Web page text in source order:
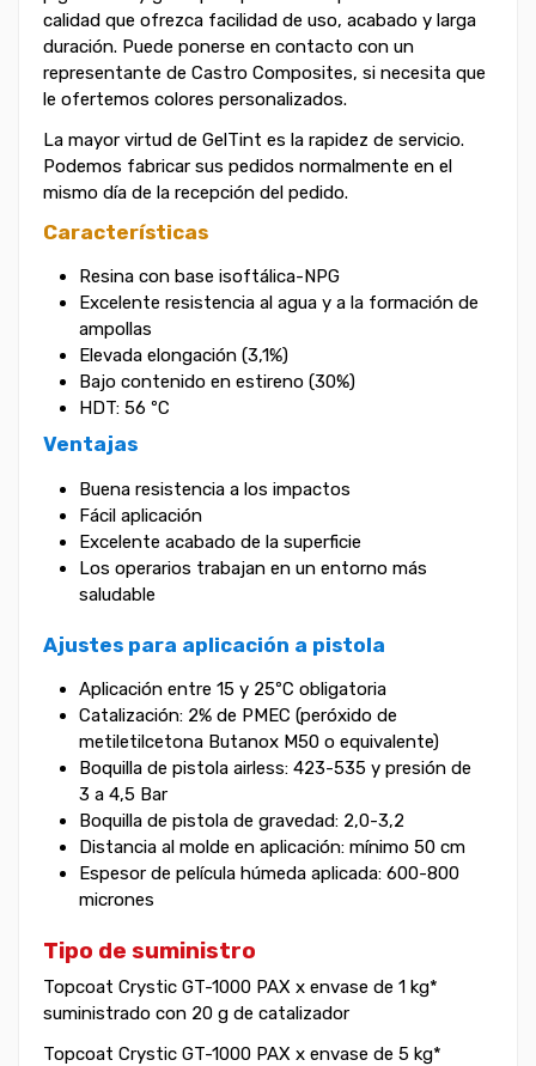
calidad que ofrezca facilidad de uso, acabado y larga
duración. Puede ponerse en contacto con un
representante de Castro Composites, si necesita que
le ofertemos colores personalizados.
La mayor virtud de GelTint es la rapidez de servicio.
Podemos fabricar sus pedidos normalmente en el
mismo día de la recepción del pedido.
Características
Resina con base isoftálica-NPG
Excelente resistencia al agua y a la formación de
ampollas
Elevada elongación (3,1%)
Bajo contenido en estireno (30%)
HDT: 56 ºC
Ventajas
Buena resistencia a los impactos
Fácil aplicación
Excelente acabado de la superficie
Los operarios trabajan en un entorno más
saludable
Ajustes para aplicación a pistola
Aplicación entre 15 y 25ºC obligatoria
Catalización: 2% de PMEC (peróxido de
metiletilcetona Butanox M50 o equivalente)
Boquilla de pistola airless: 423-535 y presión de
3 a 4,5 Bar
Boquilla de pistola de gravedad: 2,0-3,2
Distancia al molde en aplicación: mínimo 50 cm
Espesor de película húmeda aplicada: 600-800
micrones
Tipo de suministro
Topcoat Crystic GT-1000 PAX x envase de 1 kg*
suministrado con 20 g de catalizador
Topcoat Crystic GT-1000 PAX x envase de 5 kg*